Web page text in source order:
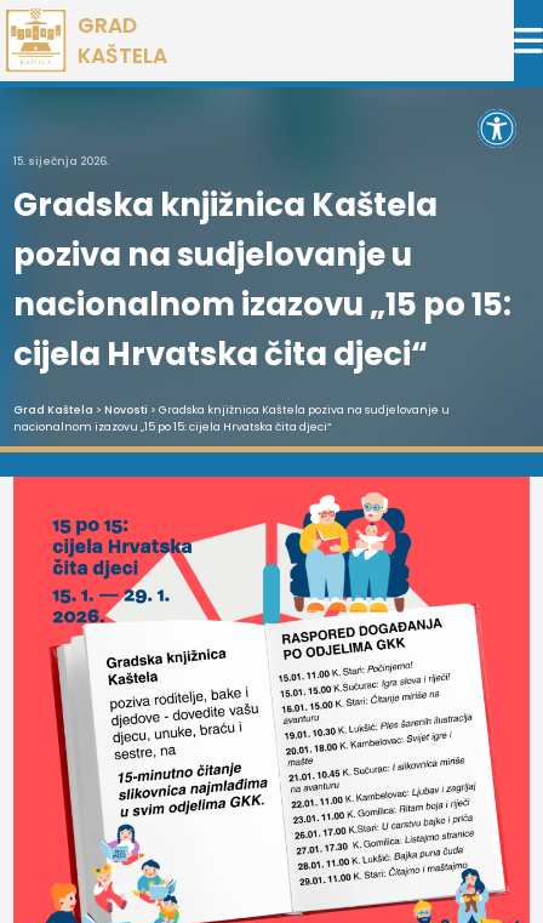
Preskoči
na
sadržaj
GRAD
KAŠTELA
15. siječnja 2026.
Gradska knjižnica Kaštela
poziva na sudjelovanje u
nacionalnom izazovu „15 po 15:
cijela Hrvatska čita djeci“
Grad Kaštela > Novosti > Gradska knjižnica Kaštela poziva na sudjelovanje u
nacionalnom izazovu „15 po 15: cijela Hrvatska čita djeci“